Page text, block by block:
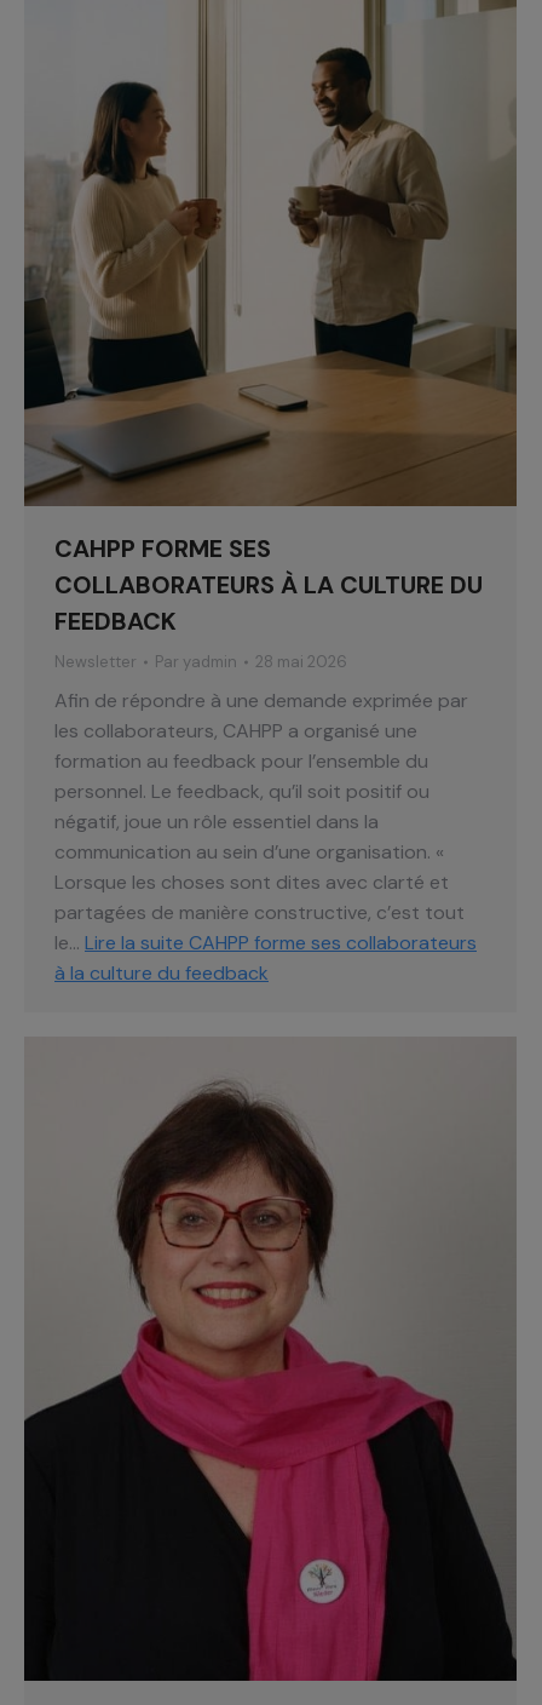
CAHPP FORME SES
COLLABORATEURS À LA CULTURE DU
FEEDBACK
Newsletter Par yadmin 28 mai 2026
Afin de répondre à une demande exprimée par
les collaborateurs, CAHPP a organisé une
formation au feedback pour l’ensemble du
personnel. Le feedback, qu’il soit positif ou
négatif, joue un rôle essentiel dans la
communication au sein d’une organisation. «
Lorsque les choses sont dites avec clarté et
partagées de manière constructive, c’est tout
le… Lire la suite CAHPP forme ses collaborateurs
à la culture du feedback